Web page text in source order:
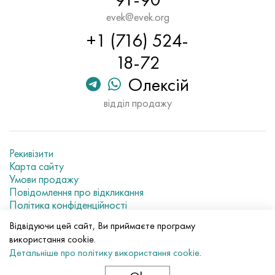
evek@evek.org
+1 (716) 524-
18-72
Олексій
відділ продажу
Рекивізити
Карта сайту
Умови продажу
Повідомлення про відкликання
Політика конфіденційності
© 2007–2026 «Evek GmbH»
Використання матеріалів сайту без прямого посилання
Відвідуючи цей сайт, Ви приймаєте програму
використання cookie.
Детальніше про політику використання cookie.
Хастеллой C2000
Удимет 500
Удимет 720
40ХФА, 1.7223, aisi 4142
45ХН2МФА, k2425, 45hnmf
А40Г, 44smn28, 1.0762, 46s20